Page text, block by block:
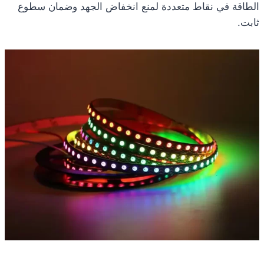
الطاقة في نقاط متعددة لمنع انخفاض الجهد وضمان سطوع
ثابت.